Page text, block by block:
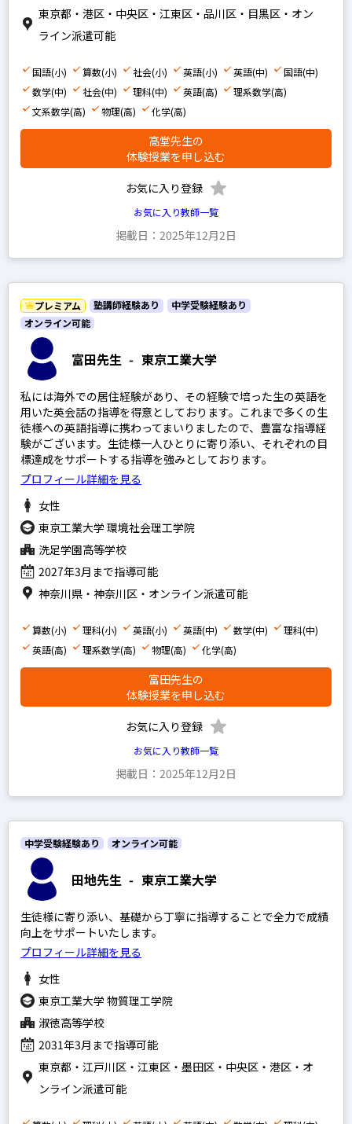
東京都・港区・中央区・江東区・品川区・目黒区・オン
ライン派遣可能
国語(小) 算数(小) 社会(小) 英語(小) 英語(中)
国語(中)
数学(中)
社会(中) 理科(中) 英語(高)
理系数学(高)
文系数学(高)
物理(高) 化学(高)
高堂先生の
体験授業を申し込む
お気に入り登録
お気に入り教師一覧
掲載日：2025年12月2日
富田先生 - 東京工業大学
プレミアム 塾講師経験あり
中学受験経験あり
オンライン可能
私には海外での居住経験があり、その経験で培った生の英語を
用いた英会話の指導を得意としております。これまで多くの生
徒様への英語指導に携わってまいりましたので、豊富な指導経
験がございます。生徒様一人ひとりに寄り添い、それぞれの目
標達成をサポートする指導を強みとしております。
プロフィール詳細を見る
女性
東京工業大学 環境社会理工学院
洗足学園高等学校
2027年3月まで指導可能
神奈川県・神奈川区・オンライン派遣可能
算数(小) 理科(小) 英語(小) 英語(中) 数学(中)
理科(中)
英語(高)
理系数学(高) 物理(高) 化学(高)
富田先生の
体験授業を申し込む
お気に入り登録
お気に入り教師一覧
掲載日：2025年12月2日
田地先生 - 東京工業大学
中学受験経験あり オンライン可能
生徒様に寄り添い、基礎から丁寧に指導することで全力で成績
向上をサポートいたします。
プロフィール詳細を見る
女性
東京工業大学 物質理工学院
淑徳高等学校
2031年3月まで指導可能
東京都・江戸川区・江東区・墨田区・中央区・港区・オ
ンライン派遣可能